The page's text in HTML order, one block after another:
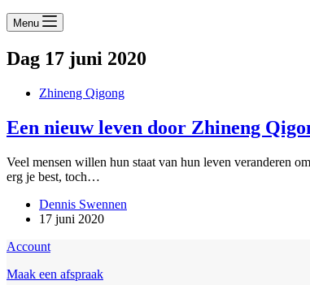
Menu
Dag 17 juni 2020
Zhineng Qigong
Een nieuw leven door Zhineng
Veel mensen willen hun staat van hun leven veranderen
erg je best, toch…
Dennis Swennen
17 juni 2020
Account
Maak een afspraak